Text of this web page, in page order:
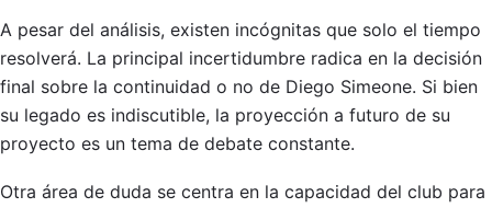
A pesar del análisis, existen incógnitas que solo el tiempo
resolverá. La principal incertidumbre radica en la decisión
final sobre la continuidad o no de Diego Simeone. Si bien
su legado es indiscutible, la proyección a futuro de su
proyecto es un tema de debate constante.
Otra área de duda se centra en la capacidad del club para